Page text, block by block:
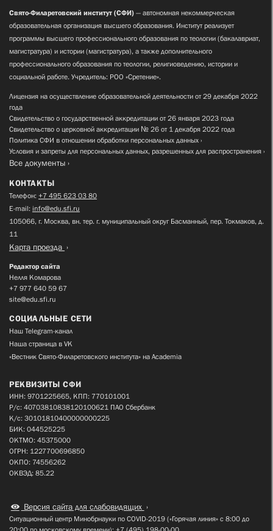
Свято-Филаретовский институт (СФИ) — автономная некоммерческая
образовательная организация высшего образования. Институт реализует
программы высшего профессионального образования по теологии (бакалавриат,
магистратура) и истории (магистратура), а также дополнительного
профессионального образования по теологии, религиоведению, истории и
социальной работе. Учредитель: РОО «Сретение».
Лицензия на осуществление образовательной деятельности от 29 декабря 2022
года
Свидетельство о государственной аккредитации от 26 января 2023 года
Свидетельство о церковной аккредитации № 26 от 1 декабря 2022 года
Политика СФИ в отношении обработки персональных данных
Условия и запреты для персональных данных, разрешенных для распространения
Все документы
КОНТАКТЫ
Телефон: +7 495 623 03 80
E-mail: info@edu.sfi.ru
105066, г. Москва, вн. тер. г. муниципальный округ Басманный, пер. Токмаков, д.
11
Карта проезда
Редактор сайта
Нелля Комарова
+7 977 640 59 67
site@edu.sfi.ru
СОЦИАЛЬНЫЕ СЕТИ
Наш Telegram-канал
Наша страница в VK
«Вестник Свято-Филаретовского института» на Academia
РЕКВИЗИТЫ СФИ
ИНН: 9701225665, КПП: 770101001
Р/с: 40703810838120100621 ПАО Сбербанк
К/с: 30101810400000000225
БИК: 044525225
ОКТМО: 45375000
ОГРН: 1227700696850
ОКПО: 74556262
ОКВЭД: 85.22
Версия сайта для слабовидящих
Ситуационный центр Минобрнауки по COVID-2019 («Горячая линия» с 8:00 до